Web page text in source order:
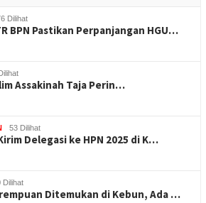
Dilihat
BPN Pastikan Perpanjangan HGU…
Assakinah Taja Perin…
53 Dilihat
Delegasi ke HPN 2025 di K…
Dilihat
Ditemukan di Kebun, Ada …